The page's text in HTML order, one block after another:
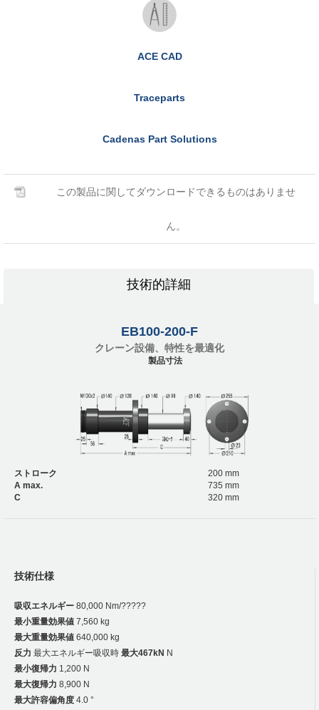
ACE CAD
Traceparts
Cadenas Part Solutions
この製品に関してダウンロードできるものはありませ
ん。
技術的詳細
EB100-200-F
クレーン設備、特性を最適化
製品寸法
ストローク
200 mm
A max.
735 mm
C
320 mm
技術仕様
吸収エネルギー 80,000 Nm/?????
最小重量効果値 7,560 kg
最大重量効果値 640,000 kg
反力 最大エネルギー吸収時 最大467kN N
最小復帰力 1,200 N
最大復帰力 8,900 N
最大許容偏角度 4.0 °